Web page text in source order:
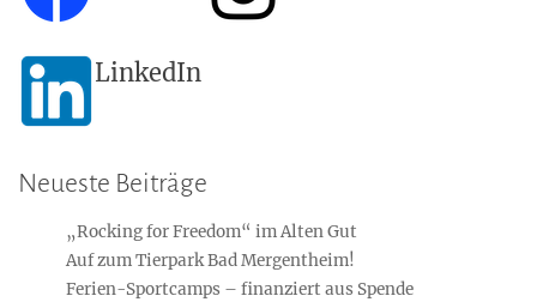
LinkedIn
Neueste Beiträge
„Rocking for Freedom“ im Alten Gut
Auf zum Tierpark Bad Mergentheim!
Ferien-Sportcamps – finanziert aus Spende